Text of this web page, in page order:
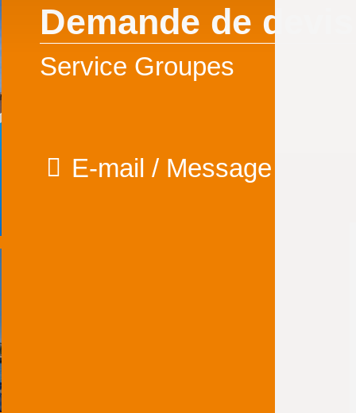
Demande de devis
Service Groupes
E-mail / Message